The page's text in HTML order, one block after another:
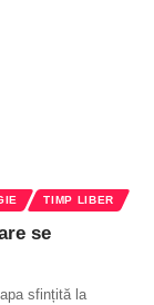
TIMP LIBER
se
sfințită la